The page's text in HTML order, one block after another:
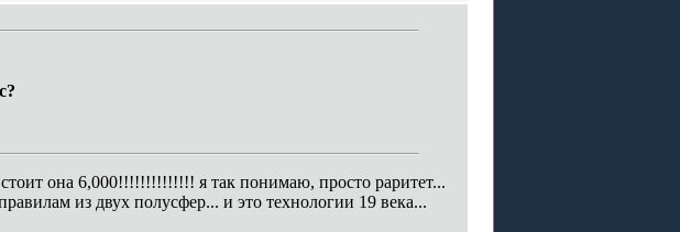
она 6,000!!!!!!!!!!!!!! я так понимаю, просто раритет...
из двух полусфер... и это технологии 19 века...